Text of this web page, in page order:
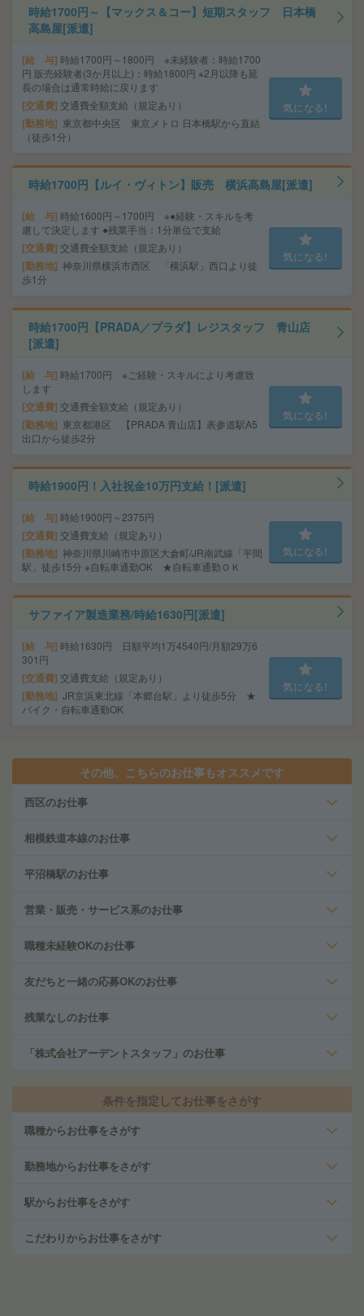
時給1700円～【マックス＆コー】短期スタッフ 日本橋
高島屋[派遣]
給 与 時給1700円～1800円 ※未経験者：時給1700
円 販売経験者(3か月以上)：時給1800円 ※2月以降も延
長の場合は通常時給に戻ります
交通費 交通費全額支給（規定あり）
勤務地
東京都中央区 東京メトロ 日本橋駅から直結
（徒歩1分）
気になる!
時給1700円【ルイ・ヴィトン】販売 横浜高島屋[派遣]
給 与 時給1600円～1700円 ※●経験・スキルを考
慮して決定します ●残業手当：1分単位で支給
交通費 交通費全額支給（規定あり）
勤務地 神奈川県横浜市西区 「横浜駅」西口より徒
歩1分
気になる!
時給1700円【PRADA／プラダ】レジスタッフ 青山店
[派遣]
給 与 時給1700円 ※ご経験・スキルにより考慮致
します
交通費 交通費全額支給（規定あり）
勤務地
東京都港区 【PRADA 青山店】表参道駅A5
出口から徒歩2分
気になる!
時給1900円！入社祝金10万円支給！[派遣]
給 与 時給1900円～2375円
交通費 交通費支給（規定あり）
勤務地 神奈川県川崎市中原区大倉町/JR南武線「平間
駅」徒歩15分 ※自転車通勤OK ★自転車通勤ＯＫ
気になる!
サファイア製造業務/時給1630円[派遣]
給 与 時給1630円 日額平均1万4540円/月額29万6
301円
交通費 交通費支給（規定あり）
勤務地 JR京浜東北線「本郷台駅」より徒歩5分 ★
バイク・自転車通勤OK
気になる!
その他、こちらのお仕事もオススメです
西区のお仕事
相模鉄道本線のお仕事
平沼橋駅のお仕事
営業・販売・サービス系のお仕事
職種未経験OKのお仕事
友だちと一緒の応募OKのお仕事
残業なしのお仕事
「株式会社アーデントスタッフ」のお仕事
条件を指定してお仕事をさがす
職種からお仕事をさがす
勤務地からお仕事をさがす
駅からお仕事をさがす
こだわりからお仕事をさがす